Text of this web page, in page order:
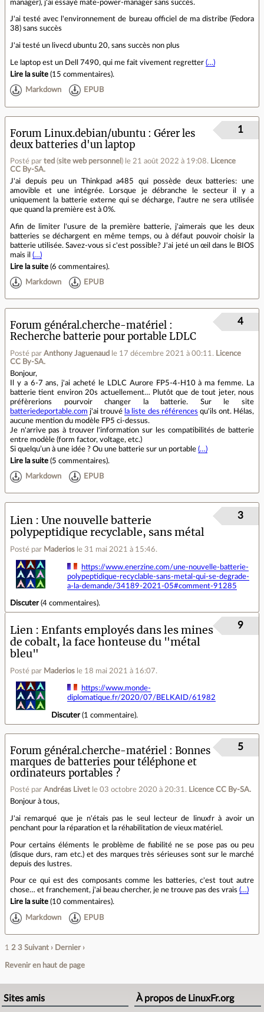
manager), j'ai essayé mate-power-manager sans succès.
J'ai testé avec l'environnement de bureau officiel de ma distribe (Fedora
38) sans succès
J'ai testé un livecd ubuntu 20, sans succès non plus
Le laptop est un Dell 7490, qui me fait vivement regretter (…)
Lire la suite (15 commentaires).
Markdown EPUB
Forum Linux.debian/ubuntu
Gérer les
deux batteries d'un laptop
Posté par ted (site web personnel ) le 21 août 2022 à 19:08. Licence
CC By‑SA.
1
J'ai depuis peu un Thinkpad a485 qui possède deux batteries: une
amovible et une intégrée. Lorsque je débranche le secteur il y a
uniquement la batterie externe qui se décharge, l'autre ne sera utilisée
que quand la première est à 0%.
Afin de limiter l'usure de la première batterie, j'aimerais que les deux
batteries se déchargent en même temps, ou à défaut pouvoir choisir la
batterie utilisée. Savez-vous si c'est possible? J'ai jeté un œil dans le BIOS
mais il (…)
Lire la suite (6 commentaires).
Markdown EPUB
Forum général.cherche-matériel
Recherche batterie pour portable LDLC
Posté par Anthony Jaguenaud le 17 décembre 2021 à 00:11 . Licence
CC By‑SA.
4
Bonjour,
Il y a 6-7 ans, j'ai acheté le LDLC Aurore FP5-4-H10 à ma femme. La
batterie tient environ 20s actuellement… Plutôt que de tout jeter, nous
préfèrerions pourvoir changer la batterie. Sur le site
batteriedeportable.com j'ai trouvé la liste des références qu'ils ont. Hélas,
aucune mention du modèle FP5 ci-dessus.
Je n'arrive pas à trouver l'information sur les compatibilités de batterie
entre modèle (form factor, voltage, etc.)
Si quelqu’un à une idée ? Ou une batterie sur un portable (…)
Lire la suite (5 commentaires).
Markdown EPUB
Lien
Une nouvelle batterie
polypeptidique recyclable, sans métal
Posté par Maderios le 31 mai 2021 à 15:46.
3
https://www.enerzine.com/une-nouvelle-batterie-
polypeptidique-recyclable-sans-metal-qui-se-degrade-
a-la-demande/34189-2021-05#comment-91285
Discuter(4 commentaires).
Lien
Enfants employés dans les mines
de cobalt, la face honteuse du "métal
bleu"
Posté par Maderios le 18 mai 2021 à 16:07.
9
https://www.monde-
diplomatique.fr/2020/07/BELKAID/61982
Discuter(1 commentaire).
Forum général.cherche-matériel
Bonnes
marques de batteries pour téléphone et
ordinateurs portables ?
Posté par Andréas Livet le 03 octobre 2020 à 20:31 . Licence CC By‑SA.
5
Bonjour à tous,
J'ai remarqué que je n'étais pas le seul lecteur de linuxfr à avoir un
penchant pour la réparation et la réhabilitation de vieux matériel.
Pour certains éléments le problème de fiabilité ne se pose pas ou peu
(disque durs, ram etc.) et des marques très sérieuses sont sur le marché
depuis des lustres.
Pour ce qui est des composants comme les batteries, c'est tout autre
chose… et franchement, j'ai beau chercher, je ne trouve pas des vrais (…)
Lire la suite (10 commentaires).
Markdown EPUB
1 2 3 Suivant › Dernier ›
Revenir en haut de page
Sites amis À propos de LinuxFr.org